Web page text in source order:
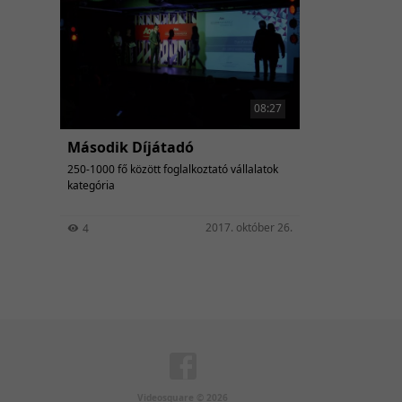
08:27
Második Díjátadó
250-1000 fő között foglalkoztató vállalatok
kategória
4 2017. október 26.